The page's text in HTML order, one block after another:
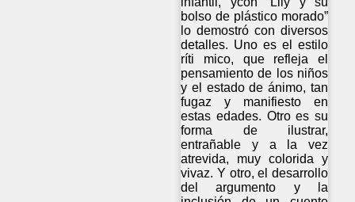
bolso de plástico morado”
lo demostró con diversos
detalles. Uno es el estilo
ríti mico, que refleja el
pensamiento de los niños
y el estado de ánimo, tan
fugaz y manifiesto en
estas edades. Otro es su
forma de ilustrar,
entrañable y a la vez
atrevida, muy colorida y
vivaz. Y otro, el desarrollo
del argumento y la